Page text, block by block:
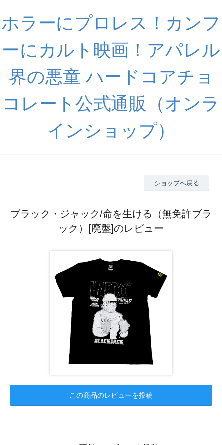
ホラーにプロレス！カンフ
ーにカルト映画！アパレル
界の悪童 ハードコアチョ
コレート公式通販（オンラ
インショップ）
ショップへ戻る
ブラック・ジャック/命を生ける（無免許ブラ
ック）[廃盤]のレビュー
この商品のレビューを投稿